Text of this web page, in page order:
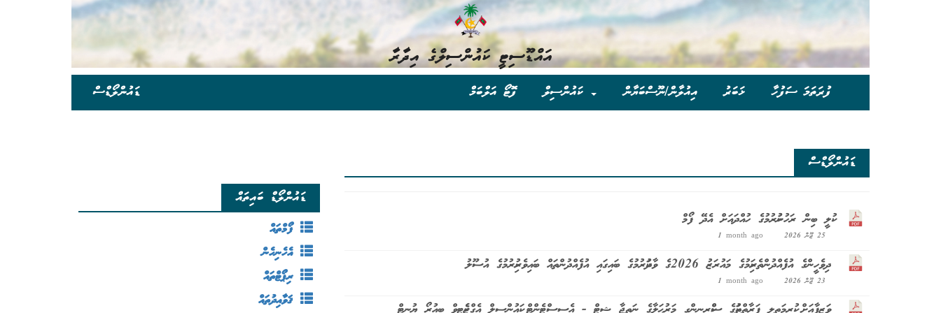
އައްޑޫސިޓީ ކައުންސިލްގެ އިދާރާ
ފުރަތަމަ ސަފުހާ ޚަބަރު އިއުލާން/ނޫސްބަޔާން ފޮޓޯ އަލްބަމް ޑައުންލޯޑްސް
ޑައުންލޯޑްސް
ކުލީ ބިން ރަހުނުކުރުމުގެ ހުއްދައަށް އެދޭ ފޯމް
25 ޖޫން 2026 1 month ago
ދިވެހީންގެ އުފެއްދުންތެރިކަމުގެ މައުރަޒު 2026ގެ ވާދަކުރުމުގެ ބައިގައި އުފެއްދުންތައް ބައިވެރިކުރުމުގެ އުސޫލު
23 ޖޫން 2026 1 month ago
ޑައުންލޯޑް ބައިތައް
ފޯމްތައް
އެހެނިހެން
ރިޕޯޓްތައް
ޤަވާއިދުތައް